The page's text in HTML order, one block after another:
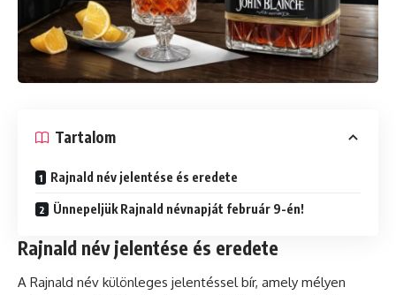
Tartalom
Rajnald név jelentése és eredete
Ünnepeljük Rajnald névnapját február 9-én!
Rajnald név jelentése és eredete
A Rajnald név különleges jelentéssel bír, amely mélyen